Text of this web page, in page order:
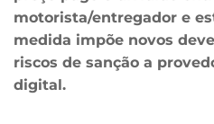
motorista/entregador e
medida impõe novos
riscos de sanção a
digital.